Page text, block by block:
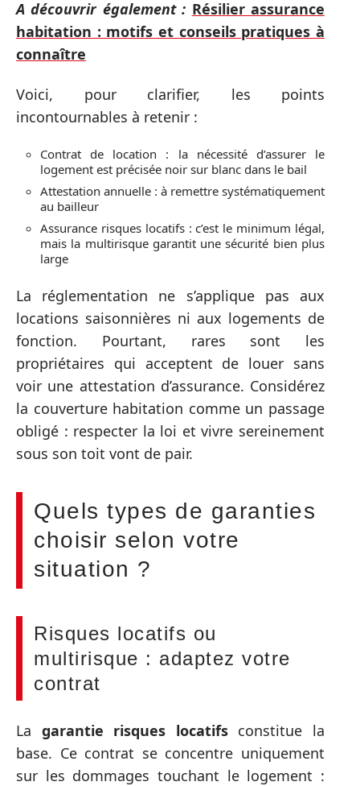
A découvrir également : Résilier assurance
habitation : motifs et conseils pratiques à
connaître
Voici, pour clarifier, les points
incontournables à retenir :
Contrat de location : la nécessité d’assurer le
logement est précisée noir sur blanc dans le bail
Attestation annuelle : à remettre systématiquement
au bailleur
Assurance risques locatifs : c’est le minimum légal,
mais la multirisque garantit une sécurité bien plus
large
La réglementation ne s’applique pas aux
locations saisonnières ni aux logements de
fonction. Pourtant, rares sont les
propriétaires qui acceptent de louer sans
voir une attestation d’assurance. Considérez
la couverture habitation comme un passage
obligé : respecter la loi et vivre sereinement
sous son toit vont de pair.
Quels types de garanties
choisir selon votre
situation ?
Risques locatifs ou
multirisque : adaptez votre
contrat
La garantie risques locatifsconstitue la
base. Ce contrat se concentre uniquement
sur les dommages touchant le logement :